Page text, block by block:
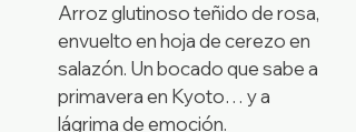
Arroz glutinoso teñido de rosa,
envuelto en hoja de cerezo en
salazón. Un bocado que sabe a
primavera en Kyoto… y a
lágrima de emoción.